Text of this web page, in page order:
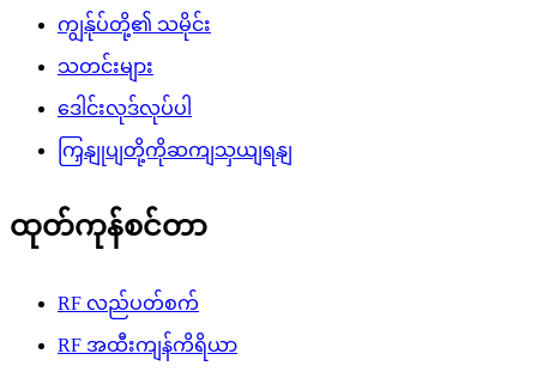
ကျွန်ုပ်တို့၏ သမိုင်း
သတင်းများ
ဒေါင်းလုဒ်လုပ်ပါ
ကြှနျုပျတို့ကိုဆကျသှယျရနျ
ထုတ်ကုန်စင်တာ
RF လည်ပတ်စက်
RF အထီးကျန်ကိရိယာ